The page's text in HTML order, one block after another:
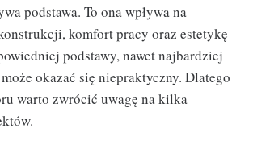
podstawa. To ona wpływa na
komfort pracy oraz estetykę
podstawy, nawet najbardziej
okazać się niepraktyczny. Dlatego
warto zwrócić uwagę na kilka